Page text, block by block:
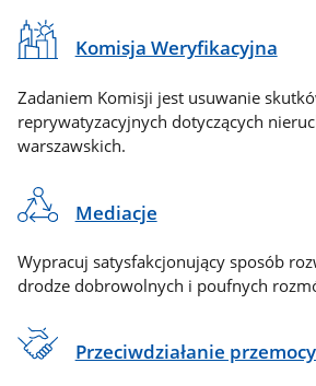
Komisja Weryfikacyjna
Zadaniem Komisji jest usuwanie
reprywatyzacyjnych dotyczących
warszawskich.
Mediacje
Wypracuj satysfakcjonujący sposób
drodze dobrowolnych i poufnych
Przeciwdziałanie